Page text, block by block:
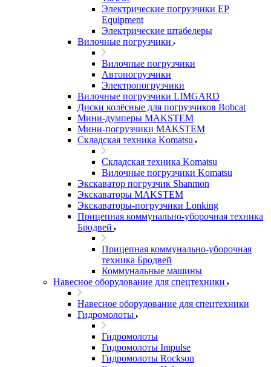
Электрические погрузчики EP
Equipment
Электрические штабелеры
Вилочные погрузчики
Вилочные погрузчики
Автопогрузчики
Электропогрузчики
Вилочные погрузчики LIMGARD
Диски колёсные для погрузчиков Bobcat
Мини-думперы MAKSTEM
Мини-погрузчики MAKSTEM
Складская техника Komatsu
Складская техника Komatsu
Вилочные погрузчики Komatsu
Экскаватор погрузчик Shanmon
Экскаваторы MAKSTEM
Экскаваторы-погрузчики Lonking
Прицепная коммунально-уборочная техника
Бродвей
Прицепная коммунально-уборочная
техника Бродвей
Коммунальные машины
Навесное оборудование для спецтехники
Навесное оборудование для спецтехники
Гидромолоты
Гидромолоты
Гидромолоты Impulse
Гидромолоты Rockson